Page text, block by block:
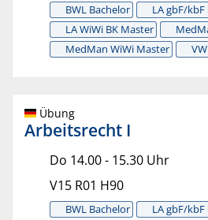
BWL Bachelor
LA gbF/
LA WiWi BK Master
MedMan WiWi Master
Übung
Arbeitsrecht I
Do 14.00 - 15.30 Uhr
V15 R01 H90
BWL Bachelor
LA gbF/